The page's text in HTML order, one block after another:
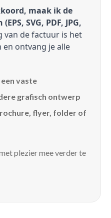
maak ik de
SVG, PDF, JPG,
van de factuur is het
ontvang je alle
vaste
grafisch ontwerp
flyer, folder of
plezier mee verder te